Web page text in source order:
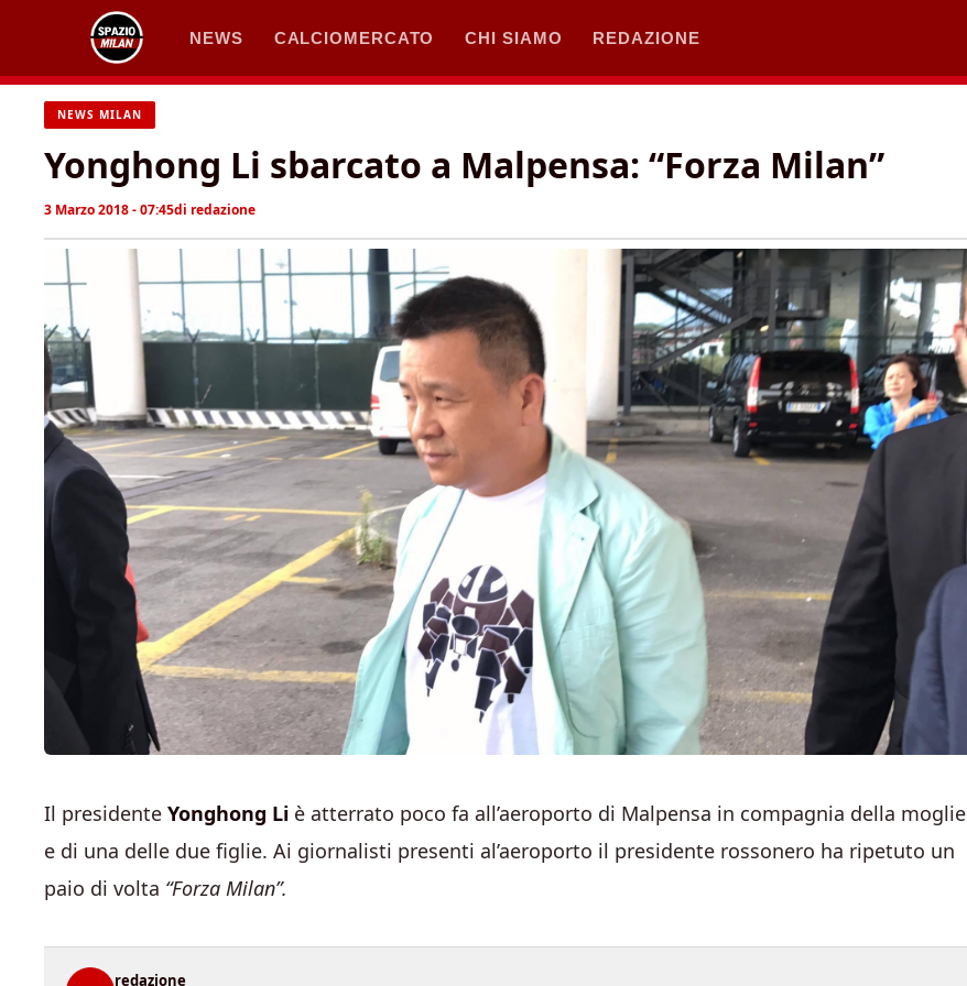
contenuto
NEWS CALCIOMERCATO CHI SIAMO REDAZIONE
NEWS MILAN
Yonghong Li sbarcato a Malpensa: “Forza Milan”
3 Marzo 2018 - 07:45di redazione
Il presidente Yonghong Li è atterrato poco fa all’aeroporto di Malpensa in compagnia della moglie
e di una delle due figlie. Ai giornalisti presenti al’aeroporto il presidente rossonero ha ripetuto un
paio di volta “Forza Milan”.
redazione